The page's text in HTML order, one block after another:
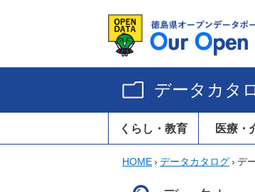
データカタ
くらし・教育 医療・
HOME› データカタログ› デ